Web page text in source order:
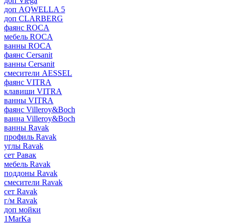
доп AQWELLA 5
доп CLARBERG
фаянс ROCA
мебель ROCA
ванны ROCA
фаянс Cersanit
ванны Cersanit
смесители AESSEL
фаянс VITRA
клавиши VITRA
ванны VITRA
фаянс Villeroy&Boch
ванна Villeroy&Boch
ванны Ravak
профиль Ravak
углы Ravak
сет Равак
мебель Ravak
поддоны Ravak
смесители Ravak
сет Ravak
г/м Ravak
доп мойки
1MarKa